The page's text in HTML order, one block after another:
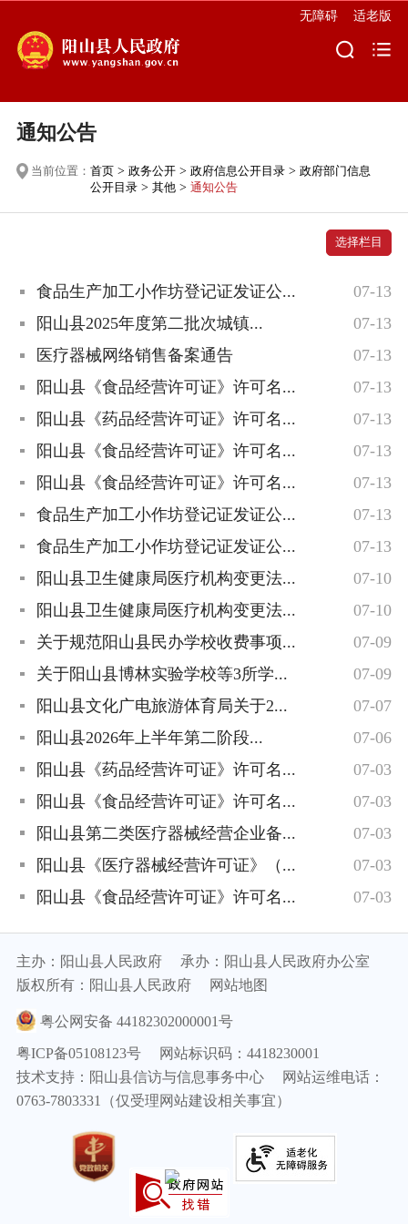
无障碍 适老版
通知公告
当前位置： 首页> 政务公开> 政府信息公开目录> 政府部门信息
公开目录> 其他> 通知公告
选择栏目
食品生产加工小作坊登记证发证公...
07-13
阳山县2025年度第二批次城镇...
07-13
医疗器械网络销售备案通告
07-13
阳山县《食品经营许可证》许可名...
07-13
阳山县《药品经营许可证》许可名...
07-13
阳山县《食品经营许可证》许可名...
07-13
阳山县《食品经营许可证》许可名...
07-13
食品生产加工小作坊登记证发证公...
07-13
食品生产加工小作坊登记证发证公...
07-13
阳山县卫生健康局医疗机构变更法...
07-10
阳山县卫生健康局医疗机构变更法...
07-10
关于规范阳山县民办学校收费事项...
07-09
关于阳山县博林实验学校等3所学...
07-09
阳山县文化广电旅游体育局关于2...
07-07
阳山县2026年上半年第二阶段...
07-06
阳山县《药品经营许可证》许可名...
07-03
阳山县《食品经营许可证》许可名...
07-03
阳山县第二类医疗器械经营企业备...
07-03
阳山县《医疗器械经营许可证》（...
07-03
阳山县《食品经营许可证》许可名...
07-03
主办：阳山县人民政府
承办：阳山县人民政府办公室
版权所有：阳山县人民政府
网站地图
粤公网安备 44182302000001号
粤ICP备05108123号
网站标识码：4418230001
技术支持：阳山县信访与信息事务中心
网站运维电话：
0763-7803331（仅受理网站建设相关事宜）